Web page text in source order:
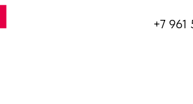
+7 961